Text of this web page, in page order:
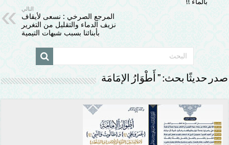
التالي
المرجع الصرخي : نسعى لأيقاف
نزيف الدماء والتقليل من التغرير
بأبنائنا بسبب شبهات التيمية
صدر حديثًا بحث: ” أَطْوَارُ الإمَامَة